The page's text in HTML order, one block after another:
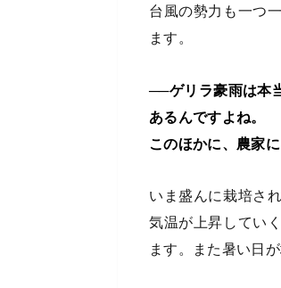
台風の勢力も一つ
ます。
──ゲリラ豪雨は本
あるんですよね。
このほかに、農家
いま盛んに栽培さ
気温が上昇してい
ます。また暑い日